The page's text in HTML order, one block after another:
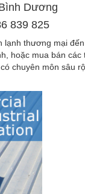
Dương
839 825
thương mại
hoặc mua bán các
chuyên môn sâu